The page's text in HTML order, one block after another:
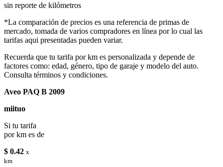
sin reporte de kilómetros
*La comparación de precios es una referencia de primas de
mercado, tomada de varios compradores en línea por lo cual las
tarifas aqui presentadas pueden variar.
Recuerda que tu tarifa por km es personalizada y depende de
factores como: edad, género, tipo de garaje y modelo del auto.
Consulta términos y condiciones.
Aveo PAQ B 2009
miituo
Si tu tarifa
por km es de
$ 0.42 x
km